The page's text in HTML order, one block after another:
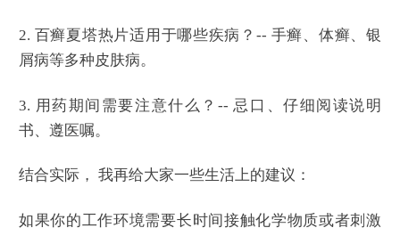
2. 百癣夏塔热片适用于哪些疾病？-- 手癣、体癣、银
屑病等多种皮肤病。
3. 用药期间需要注意什么？-- 忌口、仔细阅读说明
书、遵医嘱。
结合实际， 我再给大家一些生活上的建议：
如果你的工作环境需要长时间接触化学物质或者刺激